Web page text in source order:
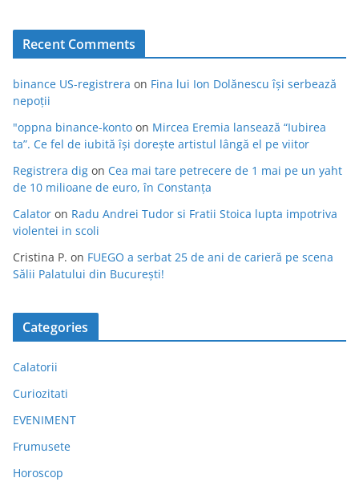
Recent Comments
binance US-registrera on Fina lui Ion Dolănescu își serbează
nepoții
"oppna binance-konto on Mircea Eremia lansează “Iubirea
ta”. Ce fel de iubită își dorește artistul lângă el pe viitor
Registrera dig on Cea mai tare petrecere de 1 mai pe un yaht
de 10 milioane de euro, în Constanța
Calator on Radu Andrei Tudor si Fratii Stoica lupta impotriva
violentei in scoli
Cristina P. on FUEGO a serbat 25 de ani de carieră pe scena
Sălii Palatului din București!
Categories
Calatorii
Curiozitati
EVENIMENT
Frumusete
Horoscop